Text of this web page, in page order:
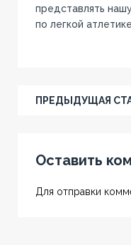
представлять
по легкой
ПРЕДЫДУЩАЯ
Оставить
Для отправки